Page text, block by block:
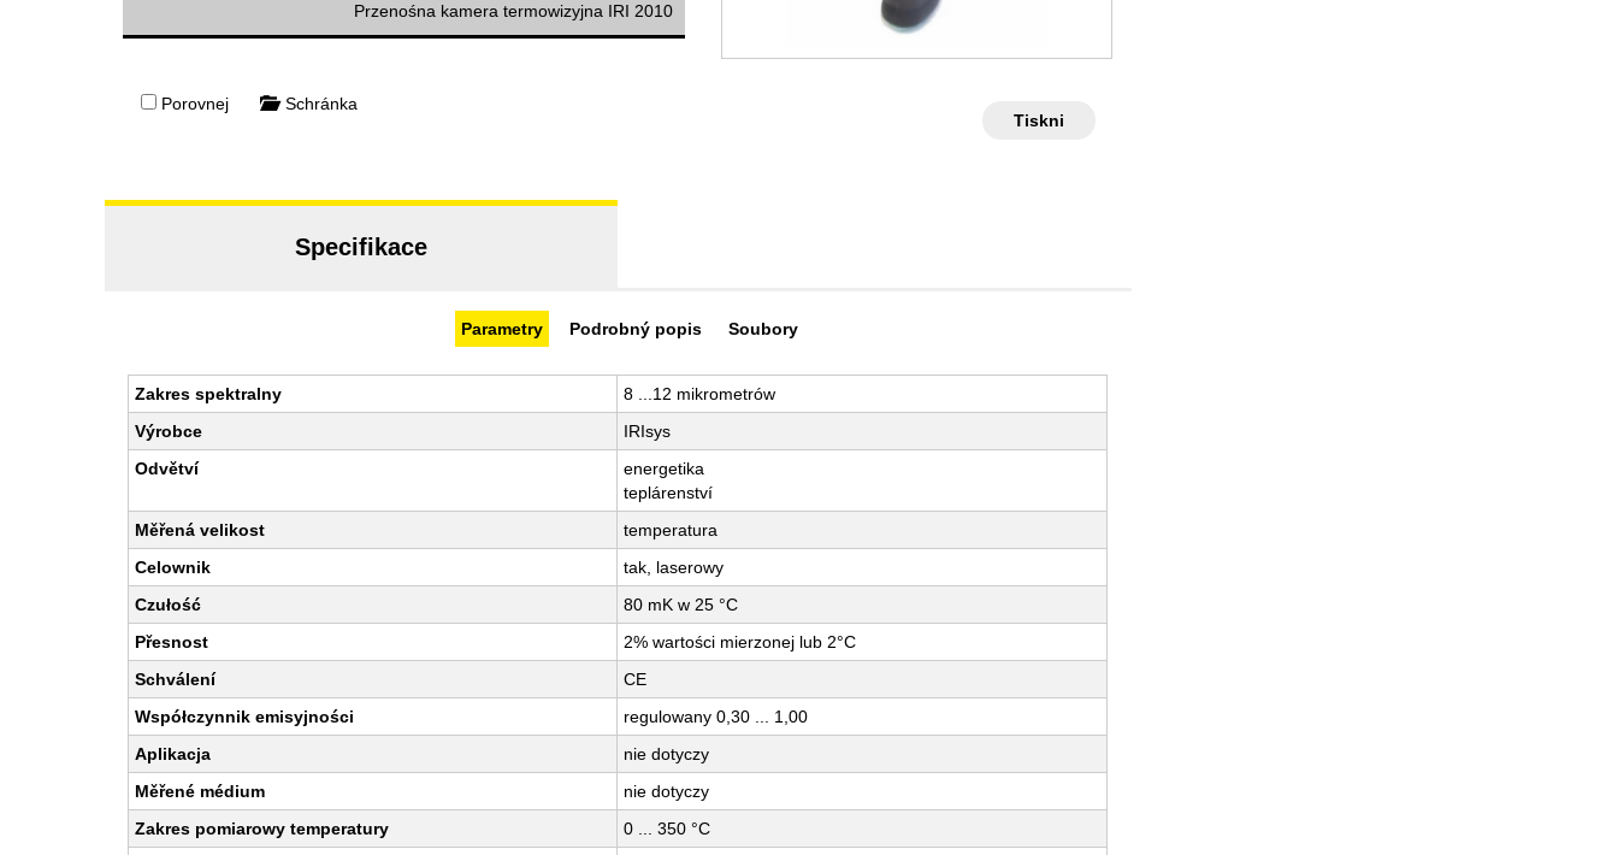
Przenośna kamera termowizyjna IRI 2010
Porovnej
Schránka
Tiskni
Specifikace
Parametry Podrobný popis Soubory
Zakres spektralny
8 ...12 mikrometrów
Výrobce
IRIsys
Odvětví
energetika
teplárenství
Měřená velikost
temperatura
Celownik
tak, laserowy
Czułość
80 mK w 25 °C
Přesnost
2% wartości mierzonej lub 2°C
Schválení
CE
Współczynnik emisyjności
regulowany 0,30 ... 1,00
Aplikacja
nie dotyczy
Měřené médium
nie dotyczy
Zakres pomiarowy temperatury
0 ... 350 °C